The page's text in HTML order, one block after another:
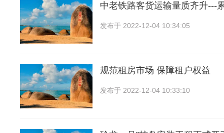
中老铁路客货运输量质齐升---
发布于 2022-12-04 10:34:05
规范租房市场 保障租户权益
发布于 2022-12-04 10:33:10